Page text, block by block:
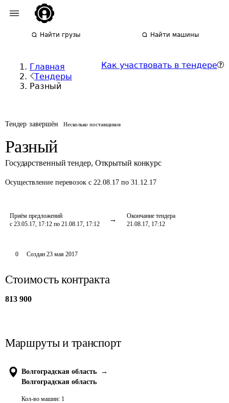
Найти грузы Найти машины
Главная
Тендеры
Разный
Как участвовать в тендере
Тендер завершён Несколько поставщиков
Разный
Государственный тендер, Открытый конкурс
Осуществление перевозок с 22.08.17 по 31.12.17
Приём предложений
с 23.05.17, 17:12 по 21.08.17, 17:12
Окончание тендера
21.08.17, 17:12
0 Создан 23 мая 2017
Стоимость контракта
813 900
Маршруты и транспорт
Волгоградская область
→
Волгоградская область
Кол-во машин: 1